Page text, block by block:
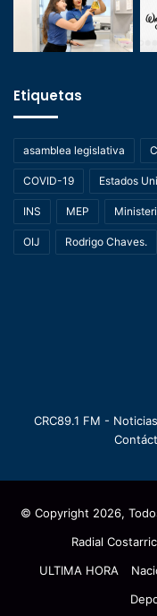
Etiquetas
asamblea legislativa
COVID-19 Estados
INS MEP
OIJ Rodrigo Chaves.
CRC89.1 FM -
© Copyright 2026,
Radial
ULTIMA HORA